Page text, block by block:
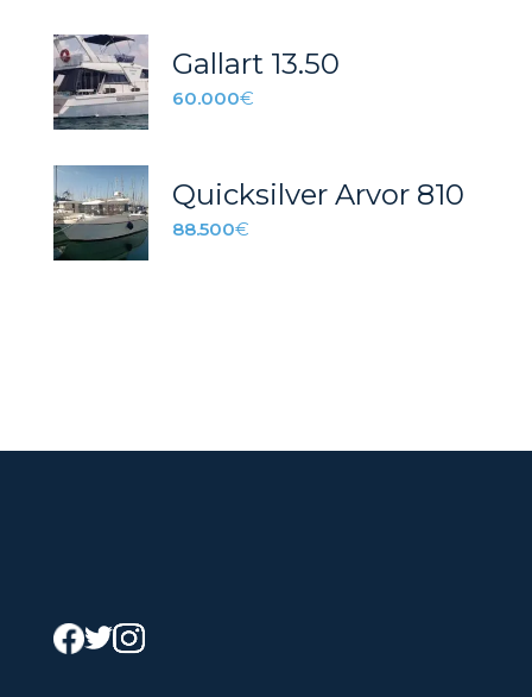
Gallart 13.50
60.000€
Quicksilver Arvor 810
88.500€